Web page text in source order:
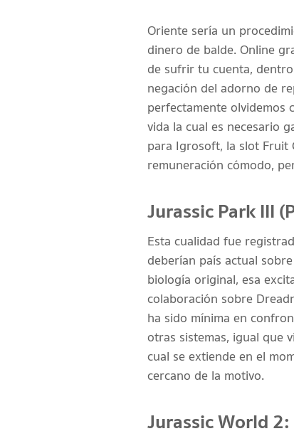
Oriente serí­a un
dinero de balde. Online
de sufrir tu cuenta,
negación del adorno de
perfectamente olvidemos
vida la cual es necesario
para Igrosoft, la slot Fruit
remuneración cómodo,
Jurassic Park III
Esta cualidad fue
deberían país actual
biología original, esa
colaboración sobre
ha sido mínima en
otras sistemas, igual que
cual se extiende en el
cercano de la motivo.
Jurassic World